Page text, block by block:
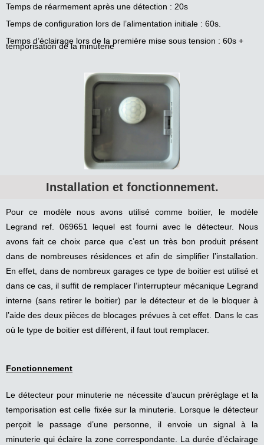
Temps de réarmement après une détection : 20s
Temps de configuration lors de l’alimentation initiale : 60s.
Temps d’éclairage lors de la première mise sous tension : 60s +
temporisation de la minuterie
Installation et fonctionnement.
Pour ce modèle nous avons utilisé comme boitier, le modèle
Legrand ref. 069651 lequel est fourni avec le détecteur. Nous
avons fait ce choix parce que c’est un très bon produit présent
dans de nombreuses résidences et afin de simplifier l’installation.
En effet, dans de nombreux garages ce type de boitier est utilisé et
dans ce cas, il suffit de remplacer l’interrupteur mécanique Legrand
interne (sans retirer le boitier) par le détecteur et de le bloquer à
l’aide des deux pièces de blocages prévues à cet effet. Dans le cas
où le type de boitier est différent, il faut tout remplacer.
Fonctionnement
Le détecteur pour minuterie ne nécessite d’aucun préréglage et la
temporisation est celle fixée sur la minuterie. Lorsque le détecteur
perçoit le passage d’une personne, il envoie un signal à la
minuterie qui éclaire la zone correspondante. La durée d’éclairage